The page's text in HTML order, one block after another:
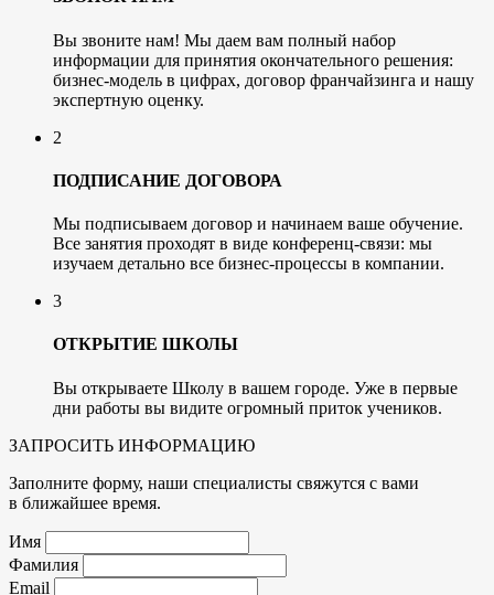
Вы звоните нам! Мы даем вам полный набор
информации для принятия окончательного решения:
бизнес-модель в цифрах, договор франчайзинга и нашу
экспертную оценку.
2
ПОДПИСАНИЕ ДОГОВОРА
Мы подписываем договор и начинаем ваше обучение.
Все занятия проходят в виде конференц-связи: мы
изучаем детально все бизнес-процессы в компании.
3
ОТКРЫТИЕ ШКОЛЫ
Вы открываете Школу в вашем городе. Уже в первые
дни работы вы видите огромный приток учеников.
ЗАПРОСИТЬ ИНФОРМАЦИЮ
Заполните форму, наши специалисты свяжутся с вами
в ближайшее время.
Имя
Фамилия
Email